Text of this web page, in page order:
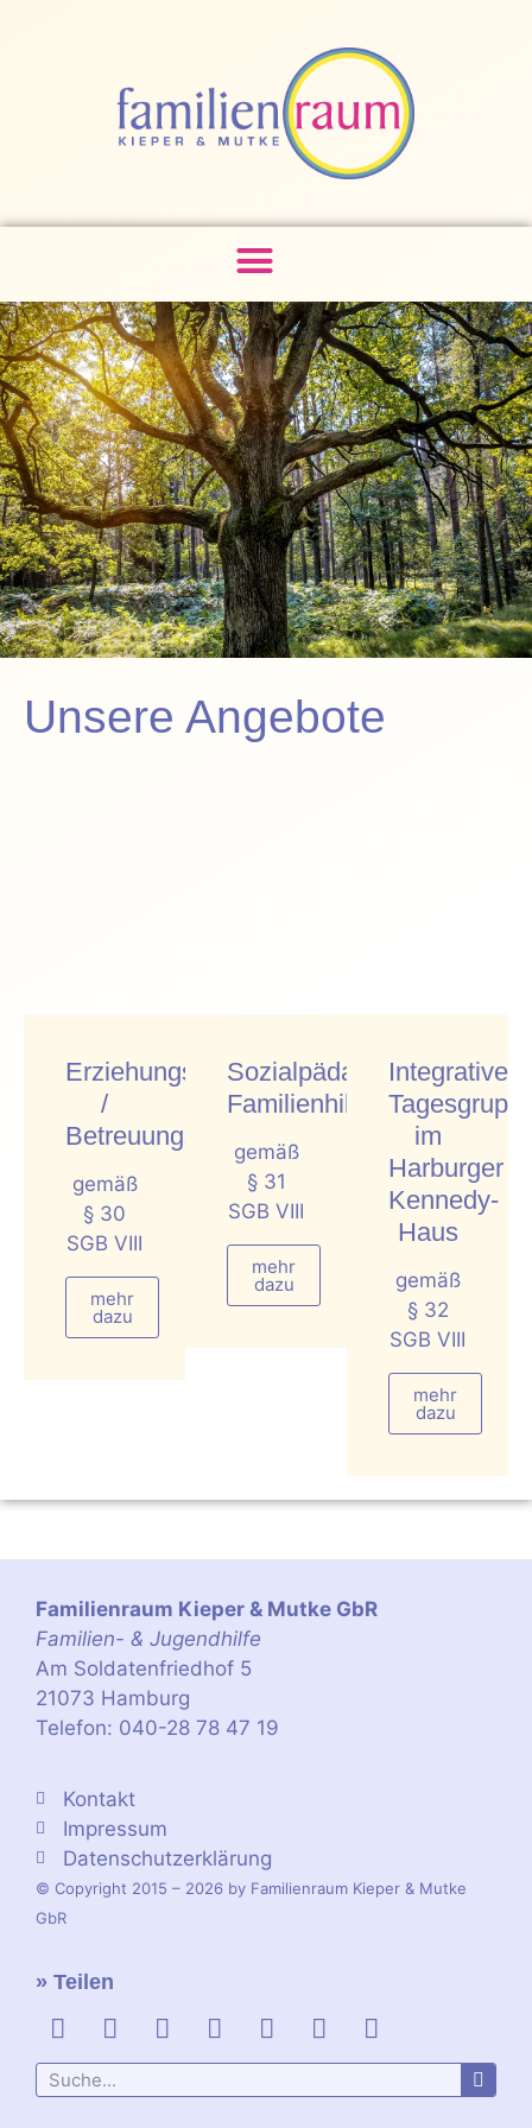
Die Wertschätzung
Unsere Angebote
Erziehungsbeistand
/
Betreuungshelfer
gemäß
§ 30
SGB VIII
mehr
dazu
Sozialpädagogische
Familienhilfe
gemäß
§ 31
SGB VIII
mehr
dazu
Integrative
im
Harburger
Kennedy-
Haus
gemäß
§ 32
SGB VIII
mehr
dazu
Familienraum Kieper & Mutke GbR
Familien- & Jugendhilfe
Am Soldatenfriedhof 5
21073 Hamburg
Telefon: 040-28 78 47 19
Kontakt
Impressum
Datenschutzerklärung
© Copyright 2015 – 2026 by Familienraum Kieper & Mutke
GbR
» Teilen